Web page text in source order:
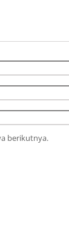
berikutnya.